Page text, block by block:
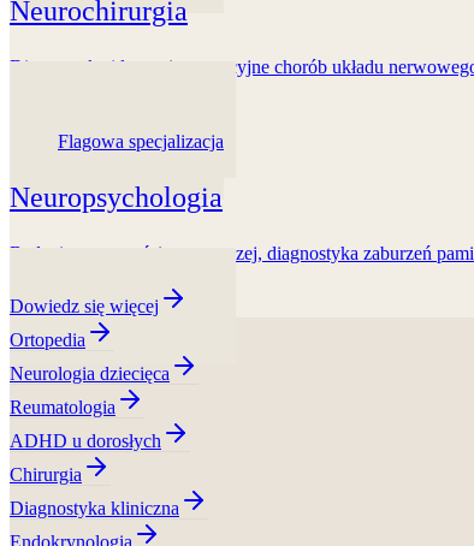
Neurochirurgia
Diagnostyka i leczenie operacyjne chorób układu
Flagowa specjalizacja
Neuropsychologia
Badanie sprawności poznawczej, diagnostyka zaburzeń
Dowiedz się więcej
Ortopedia
Neurologia dziecięca
Reumatologia
ADHD u dorosłych
Chirurgia
Diagnostyka kliniczna
Endokrynologia